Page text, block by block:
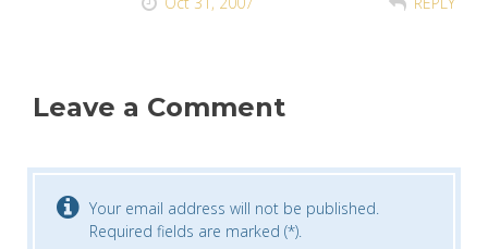
Leave a Comment
Your email address will not be published.
Required fields are marked (*).